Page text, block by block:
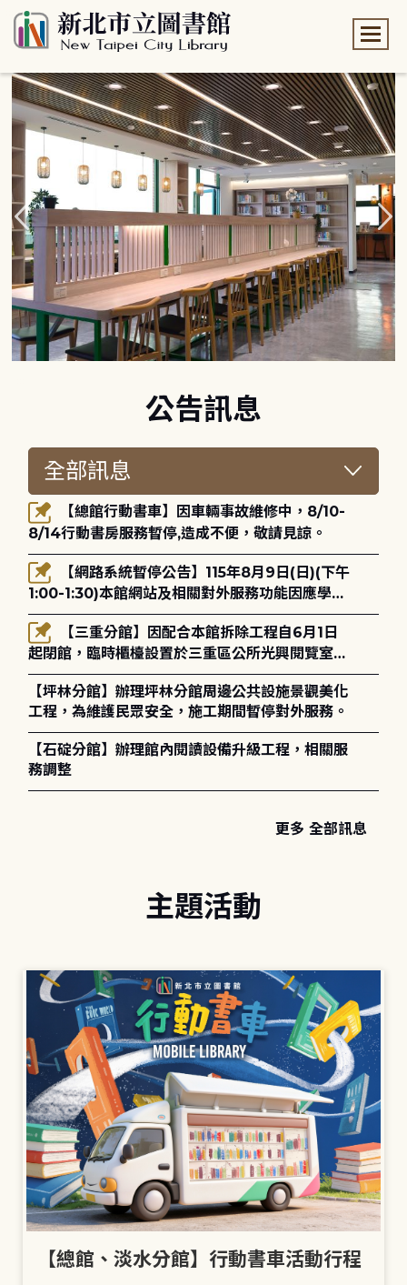
公告訊息
8/14行動書房服務暫停,造成不便，敬請見諒。
1:00-1:30)本館網站及相關對外服務功能因應學術
網路升級更新將暫停服務。
起閉館，臨時櫃檯設置於三重區公所光興閱覽室，
造成不便，敬請見諒。
【坪林分館】辦理坪林分館周邊公共設施景觀美化
工程，為維護民眾安全，施工期間暫停對外服務。
【石碇分館】辦理館內閱讀設備升級工程，相關服
務調整
更多 全部訊息
主題活動
【總館、淡水分館】行動書車活動行程